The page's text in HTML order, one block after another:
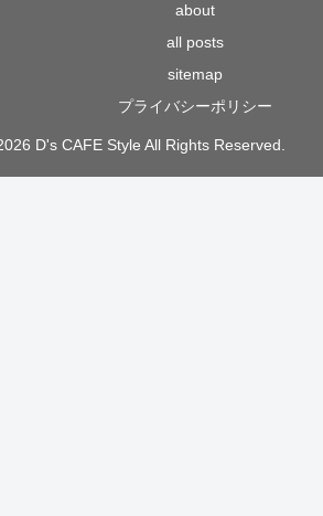
about
all posts
sitemap
プライバシーポリシー
D's CAFE Style All Rights Reserved.